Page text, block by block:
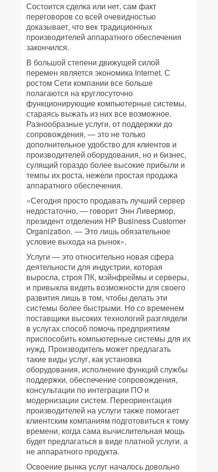
Состоится сделка или нет, сам факт
переговоров со всей очевидностью
доказывает, что век традиционных
производителей аппаратного обеспечения
закончился.
В большой степени движущей силой
перемен является экономика Internet. С
ростом Сети компании все больше
полагаются на круглосуточно
функционирующие компьютерные системы,
стараясь выжать из них все возможное.
Разнообразные услуги, от поддержки до
сопровождения, — это не только
дополнительное удобство для клиентов и
производителей оборудования, но и бизнес,
сулящий гораздо более высокие прибыли и
темпы их роста, нежели простая продажа
аппаратного обеспечения.
«Сегодня просто продавать лучший сервер
недостаточно, — говорит Энн Ливермор,
президент отделения HP Business Customer
Organization. — Это лишь обязательное
условие выхода на рынок».
Услуги — это относительно новая сфера
деятельности для индустрии, которая
выросла, строя ПК, мэйнфреймы и серверы,
и привыкла видеть возможности для своего
развития лишь в том, чтобы делать эти
системы более быстрыми. Но со временем
поставщики высоких технологий разглядели
в услугах способ помочь предприятиям
приспособить компьютерные системы для их
нужд. Производитель может предлагать
такие виды услуг, как установка
оборудования, исполнение функций службы
поддержки, обеспечение сопровождения,
консультации по интеграции ПО и
модернизации систем. Переориентация
производителей на услуги также помогает
клиентским компаниям подготовиться к тому
времени, когда сама вычислительная мощь
будет предлагаться в виде платной услуги, а
не аппаратного продукта.
Освоение рынка услуг началось довольно